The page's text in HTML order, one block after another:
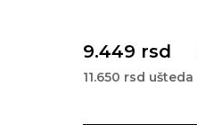
9.449 rsd
11.650 rsd ušteda